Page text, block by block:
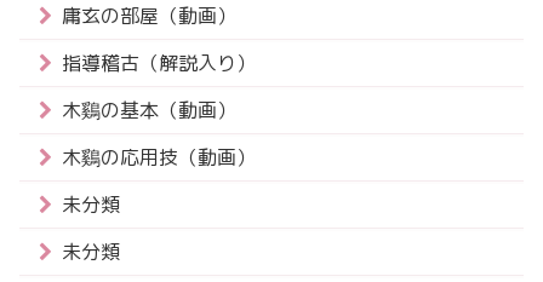
庸玄の部屋（動画）
指導稽古（解説入り）
木鷄の基本（動画）
木鷄の応用技（動画）
未分類
未分類